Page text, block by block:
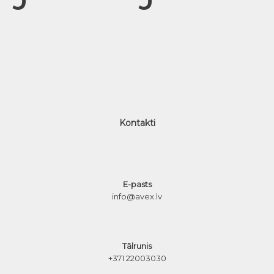
Kontakti
E-pasts
info@avex.lv
Tālrunis
+371 22003030